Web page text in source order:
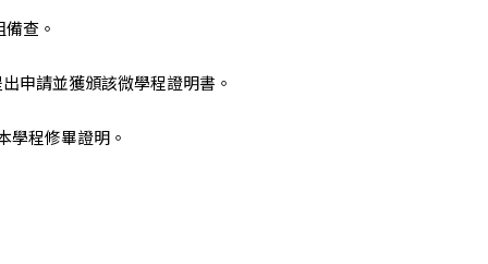
查。
申請並獲頒該微學程證明書。
學程修畢證明。